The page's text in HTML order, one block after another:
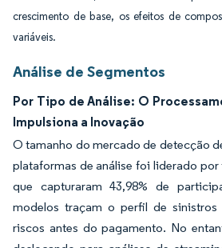
crescimento de base, os efeitos de
variáveis.
Análise de Segmentos
Por Tipo de Análise: O
Impulsiona a Inovação
O tamanho do mercado de detecção
plataformas de análise foi liderado
que capturaram 43,98% de
modelos traçam o perfil de
riscos antes do pagamento. No